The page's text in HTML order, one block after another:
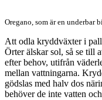
Oregano, som är en underbar
Att odla kryddväxter i
Örter älskar sol, så se till
efter behov, utifrån
mellan vattningarna.
gödslas med halv dos
behöver de inte vatten